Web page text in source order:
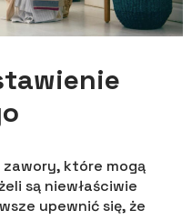
które mogą
są niewłaściwie
upewnić się, że